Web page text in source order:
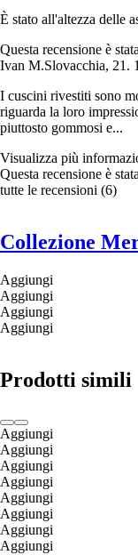
È stato all'altezza delle
Questa recensione è
Ivan M.Slovacchia, 21.
I cuscini rivestiti sono
riguarda la loro
piuttosto gommosi e...
Visualizza più
Questa recensione è
tutte le recensioni (6)
Collezione
Aggiungi
Aggiungi
Aggiungi
Aggiungi
Prodotti simili
Aggiungi
Aggiungi
Aggiungi
Aggiungi
Aggiungi
Aggiungi
Aggiungi
Aggiungi